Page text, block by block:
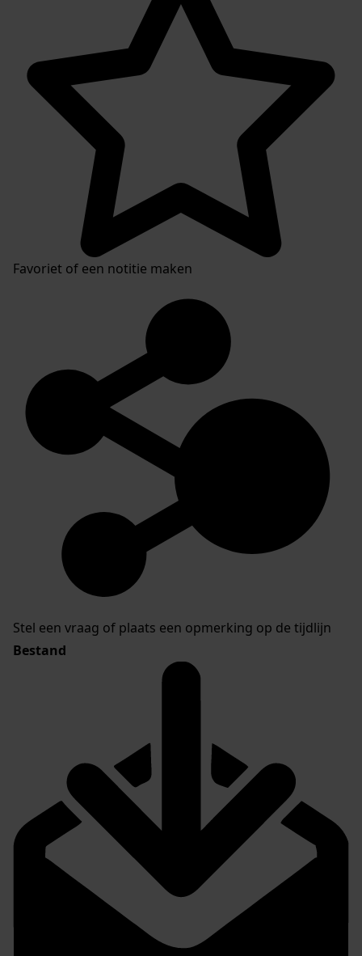
Favoriet of een notitie maken
Stel een vraag of plaats een opmerking op de tijdlijn
Bestand